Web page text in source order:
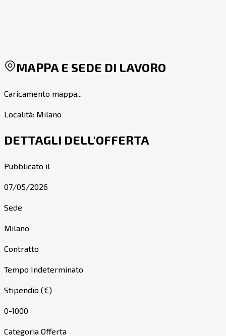
MAPPA E SEDE DI LAVORO
Caricamento mappa...
Località: Milano
DETTAGLI DELL'OFFERTA
Pubblicato il
07/05/2026
Sede
Milano
Contratto
Tempo Indeterminato
Stipendio (€)
0-1000
Categoria Offerta